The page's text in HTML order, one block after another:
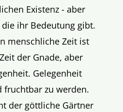
Existenz - aber
ihr Bedeutung gibt.
menschliche Zeit ist
der Gnade, aber
Gelegenheit
fruchtbar zu werden.
der göttliche Gärtner